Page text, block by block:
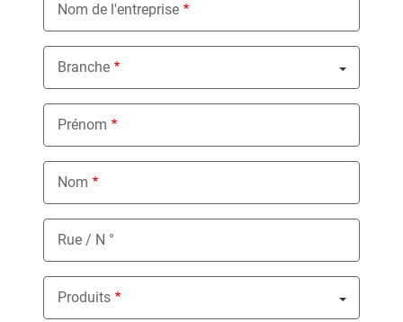
Nom de l'entreprise
Branche
Nothing selected
Prénom
Nom
Rue / N °
Produits
Nothing selected